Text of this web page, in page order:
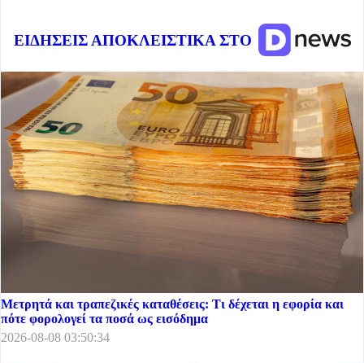
ΕΙΔΗΣΕΙΣ ΑΠΟΚΛΕΙΣΤΙΚΑ ΣΤΟ
Μετρητά και τραπεζικές καταθέσεις: Τι δέχεται η εφορία και
πότε φορολογεί τα ποσά ως εισόδημα
2026-08-08 03:50:34